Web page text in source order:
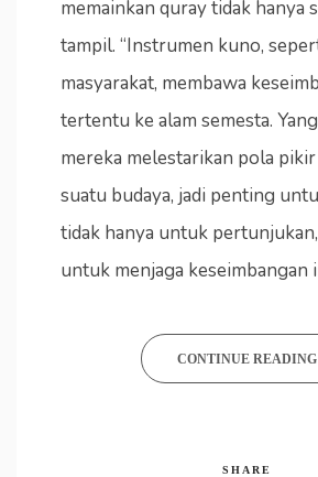
memainkan quray tidak hanya
tampil. “Instrumen kuno,
masyarakat, membawa
tertentu ke alam semesta.
mereka melestarikan pola
suatu budaya, jadi penting
tidak hanya untuk
untuk menjaga keseimbangan
CONTINUE READING
SHARE